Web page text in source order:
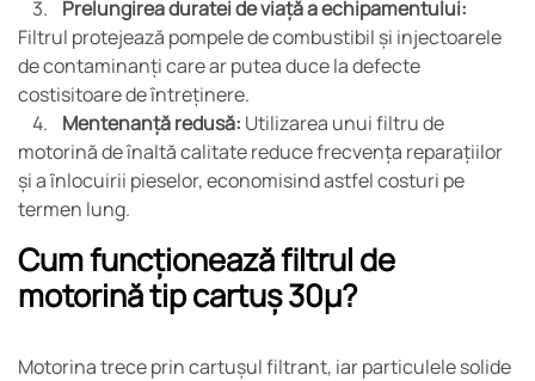
3. Prelungirea duratei de viață a echipamentului:
Filtrul protejează pompele de combustibil și injectoarele
de contaminanți care ar putea duce la defecte
costisitoare de întreținere.
4. Mentenanță redusă: Utilizarea unui filtru de
motorină de înaltă calitate reduce frecvența reparațiilor
și a înlocuirii pieselor, economisind astfel costuri pe
termen lung.
Cum funcționează filtrul de
motorină tip cartuș 30µ?
Motorina trece prin cartușul filtrant, iar particulele solide